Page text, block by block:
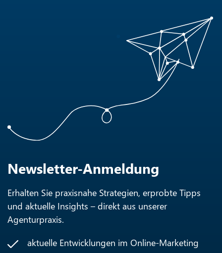
Newsletter-Anmeldung
Erhalten Sie praxisnahe Strategien, erprobte Tipps
und aktuelle Insights – direkt aus unserer
Agenturpraxis.
aktuelle Entwicklungen im Online-Marketing